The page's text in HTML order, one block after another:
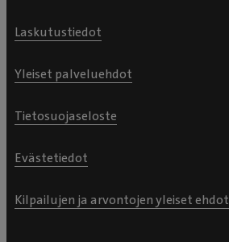
Laskutustiedot
Yleiset palveluehdot
Tietosuojaseloste
Evästetiedot
Kilpailujen ja arvontojen yleiset ehdot